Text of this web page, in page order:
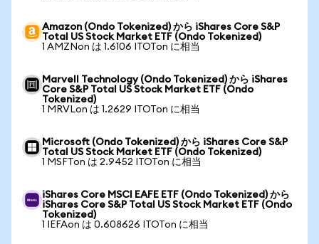
Amazon (Ondo Tokenized) から iShares Core S&P
Total US Stock Market ETF (Ondo Tokenized)
1 AMZNon は 1.6106 ITOTon に相当
Marvell Technology (Ondo Tokenized) から iShares
Core S&P Total US Stock Market ETF (Ondo
Tokenized)
1 MRVLon は 1.2629 ITOTon に相当
Microsoft (Ondo Tokenized) から iShares Core S&P
Total US Stock Market ETF (Ondo Tokenized)
1 MSFTon は 2.9452 ITOTon に相当
iShares Core MSCI EAFE ETF (Ondo Tokenized) から
iShares Core S&P Total US Stock Market ETF (Ondo
Tokenized)
1 IEFAon は 0.608626 ITOTon に相当